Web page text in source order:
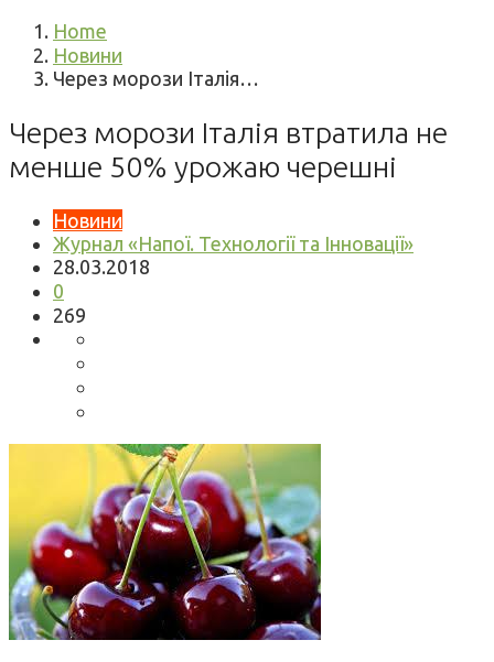
Home
Новини
Через морози Італія…
Через морози Італія втратила не
менше 50% урожаю черешні
Новини
Журнал «Напої. Технології та Інновації»
28.03.2018
0
269